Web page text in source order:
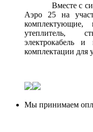
Вместе с
Аэро 25 на
комплектующие,
утеплитель,
электрокабель и
комплектации для
Мы принимаем